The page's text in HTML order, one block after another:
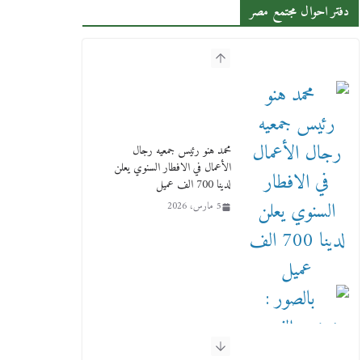
دفتر احوال مجتمع مصر
محمد هنو رئيس جمعيه رجال
الأعمال في الافطار السنوي يعلن
لدينا 700 الف عميل
5 مارس، 2026